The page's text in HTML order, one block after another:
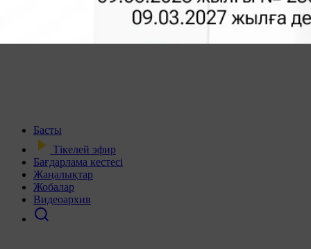
Басты
Тікелей эфир
Бағдарлама кестесі
Жаңалықтар
Жобалар
Видеоархив